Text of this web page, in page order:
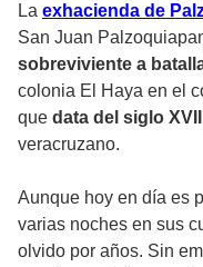
La exhacienda de
San Juan
sobreviviente a
colonia El Haya en el
que data del siglo XVIII
veracruzano.
Aunque hoy en día es
varias noches en sus
olvido por años. Sin